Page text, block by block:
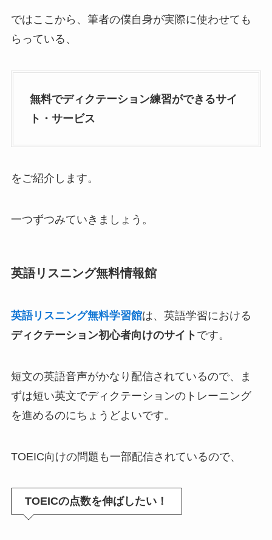
ではここから、筆者の僕自身が実際に使わせても
らっている、
無料でディクテーション練習ができるサイ
ト・サービス
をご紹介します。
一つずつみていきましょう。
英語リスニング無料情報館
英語リスニング無料学習館は、英語学習における
ディクテーション初心者向けのサイト です。
短文の英語音声がかなり配信されているので、ま
ずは短い英文でディクテーションのトレーニング
を進めるのにちょうどよいです。
TOEIC向けの問題も一部配信されているので、
TOEICの点数を伸ばしたい！